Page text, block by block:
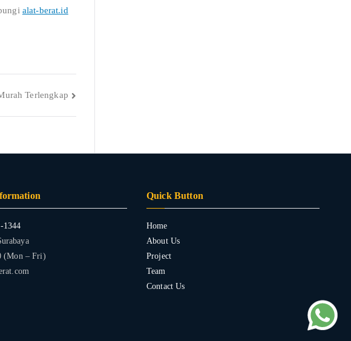
alat-berat.id
Terlengkap
1344
(Mon – Fri)
Quick Button
Home
About Us
Project
Team
Contact Us